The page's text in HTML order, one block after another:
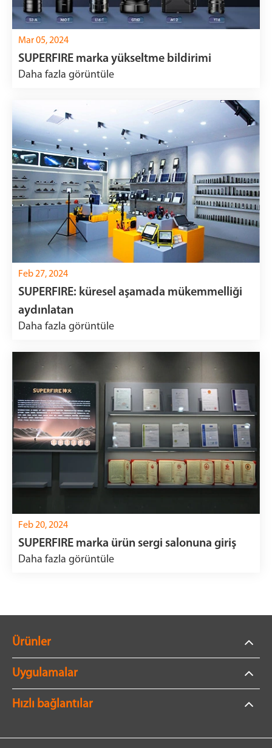
Mar 05, 2024
SUPERFIRE marka yükseltme bildirimi
Daha fazla görüntüle
Feb 27, 2024
SUPERFIRE: küresel aşamada mükemmelliği
aydınlatan
Daha fazla görüntüle
Feb 20, 2024
SUPERFIRE marka ürün sergi salonuna giriş
Daha fazla görüntüle
Ürünler
Uygulamalar
Hızlı bağlantılar